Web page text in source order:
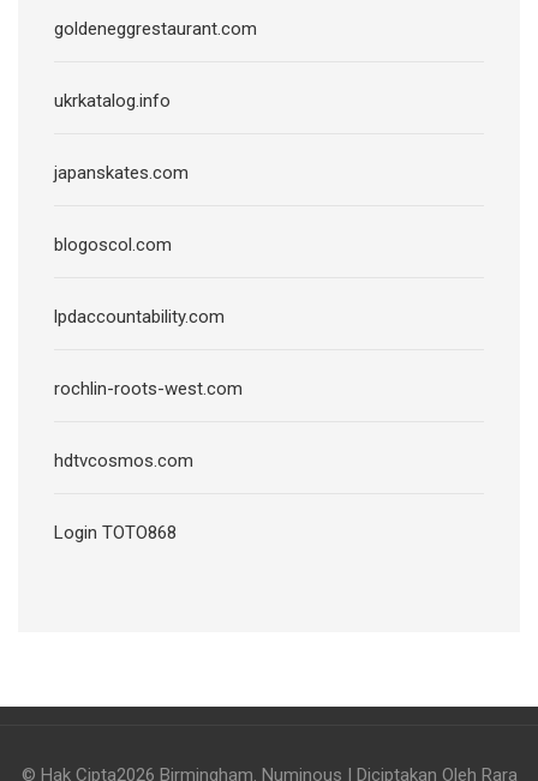
goldeneggrestaurant.com
ukrkatalog.info
japanskates.com
blogoscol.com
lpdaccountability.com
rochlin-roots-west.com
hdtvcosmos.com
Login TOTO868
© Hak Cipta2026 Birmingham. Numinous | Diciptakan Oleh Rara